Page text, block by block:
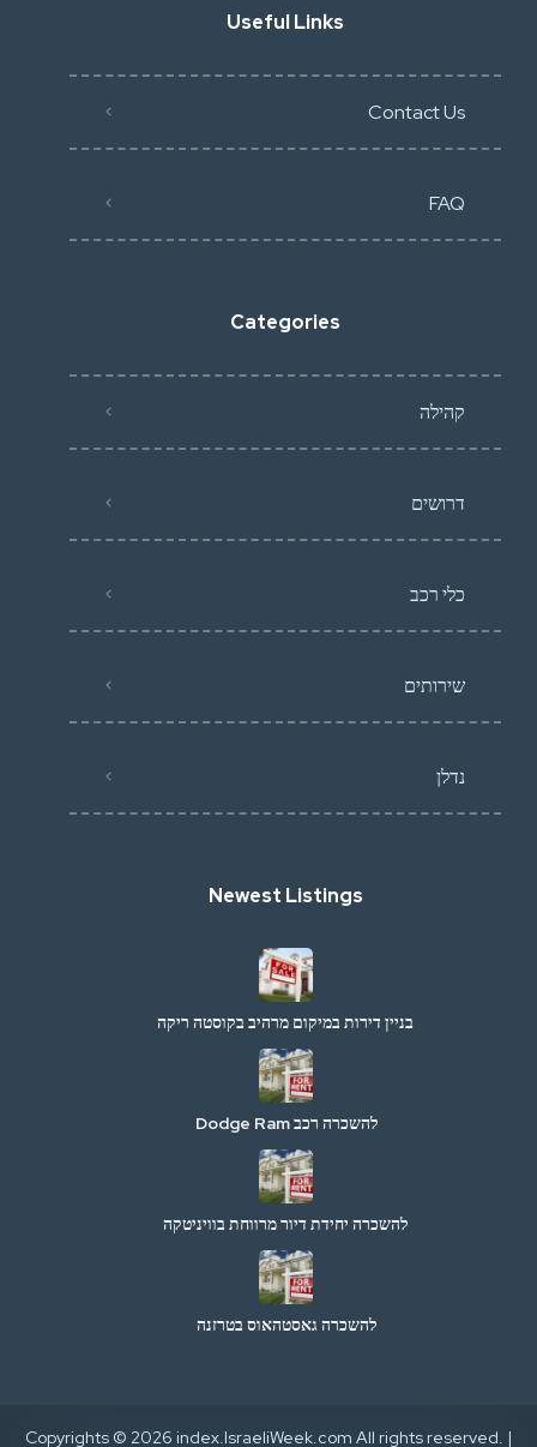
Useful Links
Contact Us
FAQ
Categories
קהילה
דרושים
כלי רכב
שירותים
נדלן
Newest Listings
בניין דירות במיקום מרהיב בקוסטה ריקה
להשכרה רכב Dodge Ram
להשכרה יחידת דיור מרווחת בוויניטקה
להשכרה גאסטהאוס בטרזנה
Copyrights © 2026 index.IsraeliWeek.com All rights reserved. |